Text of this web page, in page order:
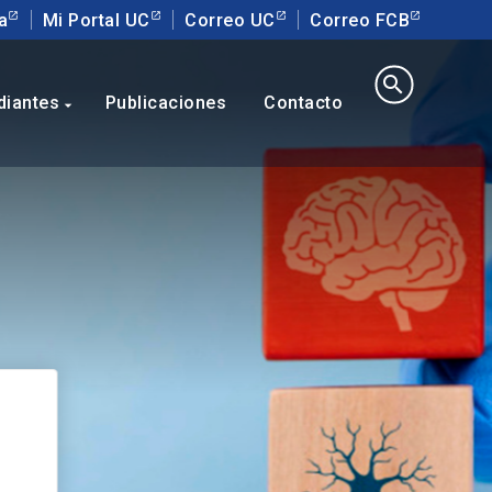
Mi Portal UC Correo UC Correo FCB
arrow_drop_down Publicaciones Contacto
search